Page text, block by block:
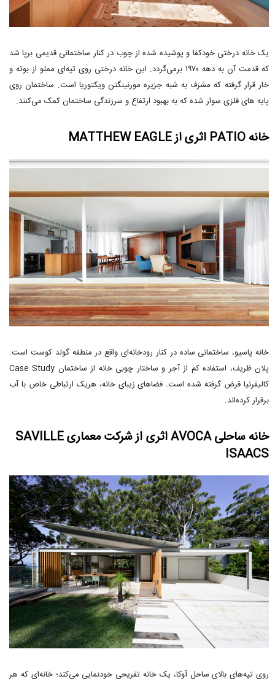
یک خانه درختی خودکفا و پوشیده شده از چوب در کنار ساختمانی قدیمی برپا شد
که قدمت آن به دهه ۱۹۷۰ برمی‌گردد. این خانه درختی روی تپه‌ای مملو از بوته و
خار قرار گرفته که مشرف به شبه جزیره مورنینگتن ویکتوریا است. ساختمان روی
پایه های فلزی سوار شده که به بهبود ارتفاع و سرزندگی ساختمان کمک می‌کنند.
خانه PATIO اثری از MATTHEW EAGLE
خانه پاسیو، ساختمانی ساده در کنار رودخانه‌ای واقع در منطقه گولد کوست است.
پلان ظریف، استفاده کم از آجر و ساختار چوبی خانه از ساختمان Case Study
کالیفرنیا قرض گرفته شده است. فضاهای زیبای خانه، هریک ارتباطی خاص با آب
برقرار کرده‌اند.
خانه ساحلی AVOCA اثری از شرکت معماری SAVILLE
ISAACS
روی تپه‌های بالای ساحل آوکا، یک خانه تفریحی خودنمایی می‌کند؛ خانه‌ای که هر